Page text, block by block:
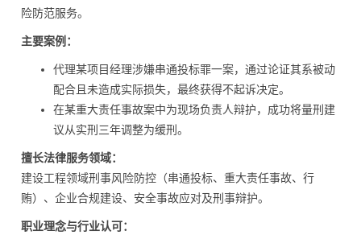
险防范服务。
主要案例：
代理某项目经理涉嫌串通投标罪一案，通过论证其系被动
配合且未造成实际损失，最终获得不起诉决定。
在某重大责任事故案中为现场负责人辩护，成功将量刑建
议从实刑三年调整为缓刑。
擅长法律服务领域：
建设工程领域刑事风险防控（串通投标、重大责任事故、行
贿）、企业合规建设、安全事故应对及刑事辩护。
职业理念与行业认可：